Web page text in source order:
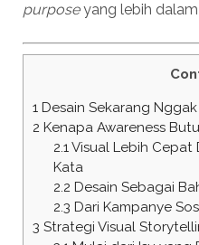
purposeyang lebih dalam
1Desain Sekarang
2 Kenapa Awareness
2.1Visual Lebih Cepat
Kata
2.2 Desain Sebagai
2.3 Dari Kampanye
3 Strategi Visual